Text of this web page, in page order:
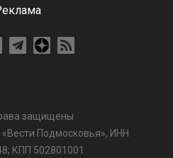
защищены
Подмосковья», ИНН
КПП 502801001